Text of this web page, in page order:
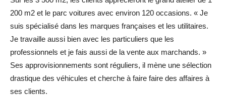
200 m2 et le parc voitures avec environ 120 occasions. « Je
suis spécialisé dans les marques françaises et les utilitaires.
Je travaille aussi bien avec les particuliers que les
professionnels et je fais aussi de la vente aux marchands. »
Ses approvisionnements sont réguliers, il mène une sélection
drastique des véhicules et cherche à faire faire des affaires à
ses clients.